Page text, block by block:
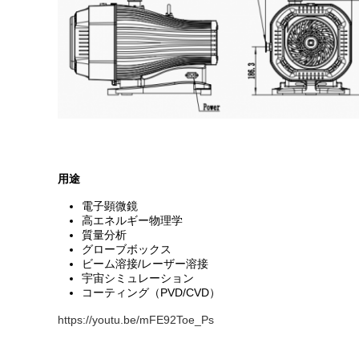
用途
電子顕微鏡
高エネルギー物理学
質量分析
グローブボックス
ビーム溶接/レーザー溶接
宇宙シミュレーション
コーティング（PVD/CVD）
https://youtu.be/mFE92Toe_Ps